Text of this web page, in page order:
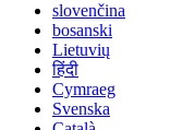
slovenčina
bosanski
Lietuvių
हिंदी
Cymraeg
Svenska